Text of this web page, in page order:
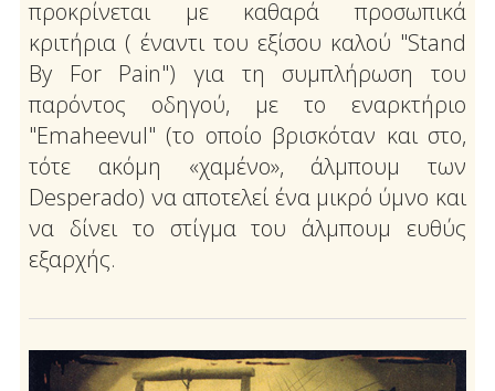
προκρίνεται με καθαρά προσωπικά
κριτήρια ( έναντι του εξίσου καλού "Stand
By For Pain") για τη συμπλήρωση του
παρόντος οδηγού, με το εναρκτήριο
"Emaheevul" (το οποίο βρισκόταν και στο,
τότε ακόμη «χαμένο», άλμπουμ των
Desperado) να αποτελεί ένα μικρό ύμνο και
να δίνει το στίγμα του άλμπουμ ευθύς
εξαρχής.